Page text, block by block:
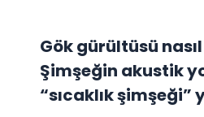
Gök gürültüsü
Şimşeğin akustik
“sıcaklık şimşeği”